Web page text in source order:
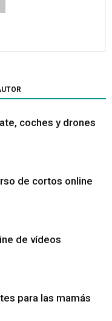
coches y drones
de cortos online
de vídeos
para las mamás